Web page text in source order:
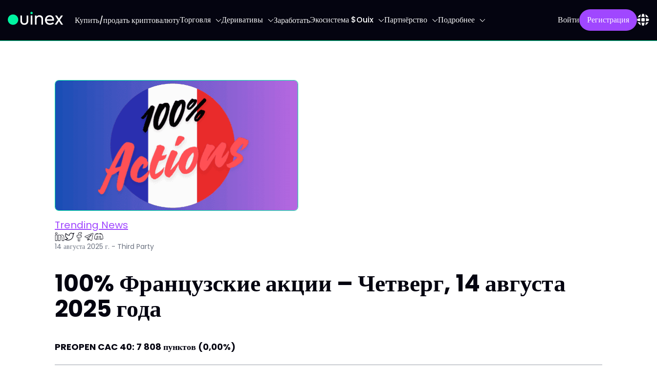
Купить/продать криптовалютуТорговля Деривативы ЗаработатьЭкосистема $Ouix Партнёрство Подробнее Войти Регистрация
Trending News
14 августа 2025 г. - Third Party
100% Французские акции – Четверг, 14 августа
2025 года
PREOPEN CAC 40: 7 808 пунктов (0,00%)